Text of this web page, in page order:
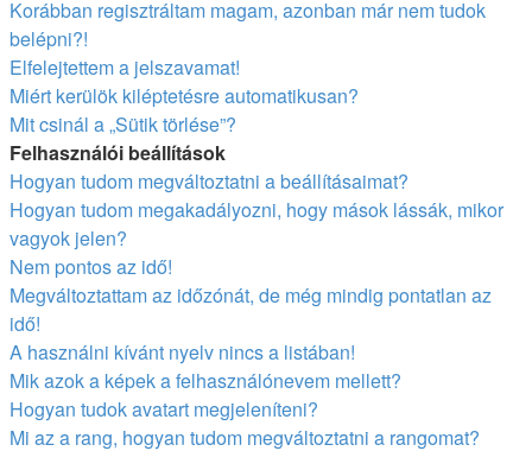
Korábban regisztráltam magam, azonban már nem tudok
belépni?!
Elfelejtettem a jelszavamat!
Miért kerülök kiléptetésre automatikusan?
Mit csinál a „Sütik törlése”?
Felhasználói beállítások
Hogyan tudom megváltoztatni a beállításaimat?
Hogyan tudom megakadályozni, hogy mások lássák, mikor
vagyok jelen?
Nem pontos az idő!
Megváltoztattam az időzónát, de még mindig pontatlan az
idő!
A használni kívánt nyelv nincs a listában!
Mik azok a képek a felhasználónevem mellett?
Hogyan tudok avatart megjeleníteni?
Mi az a rang, hogyan tudom megváltoztatni a rangomat?